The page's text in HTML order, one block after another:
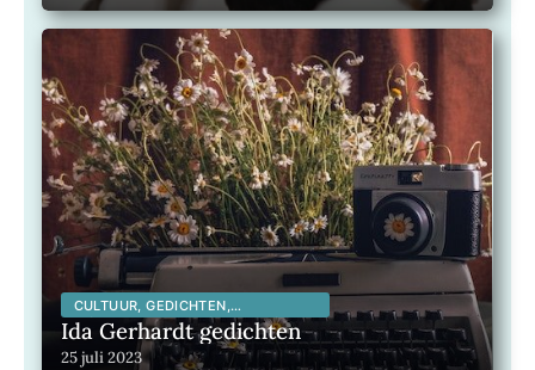
CULTUUR, GEDICHTEN,
INSPIRERENDE KUNSTENAARS,
INSPIRERENDE MENSEN,
LITERATUUR, MAATSCHAPPELIJK,
Ida Gerhardt gedichten
25 juli 2023